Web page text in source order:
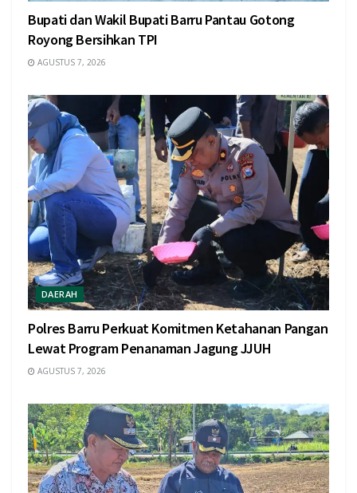
Bupati dan Wakil Bupati Barru Pantau Gotong
Royong Bersihkan TPI
AGUSTUS 7, 2026
DAERAH
Polres Barru Perkuat Komitmen Ketahanan Pangan
Lewat Program Penanaman Jagung JJUH
AGUSTUS 7, 2026